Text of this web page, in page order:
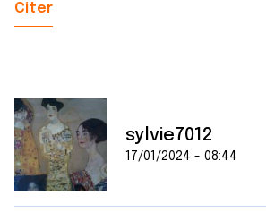
Citer
sylvie7012
17/01/2024 - 08:44